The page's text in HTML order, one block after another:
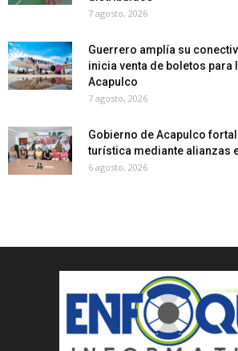
7 agosto, 2026
Guerrero amplía su
inicia venta de boletos para
Acapulco
7 agosto, 2026
Gobierno de Acapulco
turística mediante alianzas
6 agosto, 2026